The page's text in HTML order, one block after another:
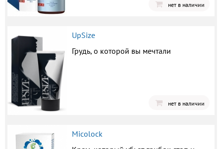
нет в наличии
UpSize
Грудь, о которой вы мечтали
нет в наличии
Micolock